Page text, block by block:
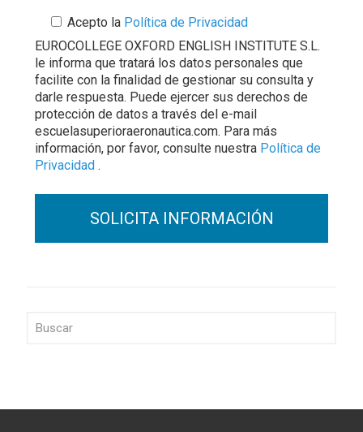
Acepto la Política de Privacidad
EUROCOLLEGE OXFORD ENGLISH INSTITUTE S.L.
le informa que tratará los datos personales que
facilite con la finalidad de gestionar su consulta y
darle respuesta. Puede ejercer sus derechos de
protección de datos a través del e-mail
escuelasuperioraeronautica.com. Para más
información, por favor, consulte nuestra Política de
Privacidad .